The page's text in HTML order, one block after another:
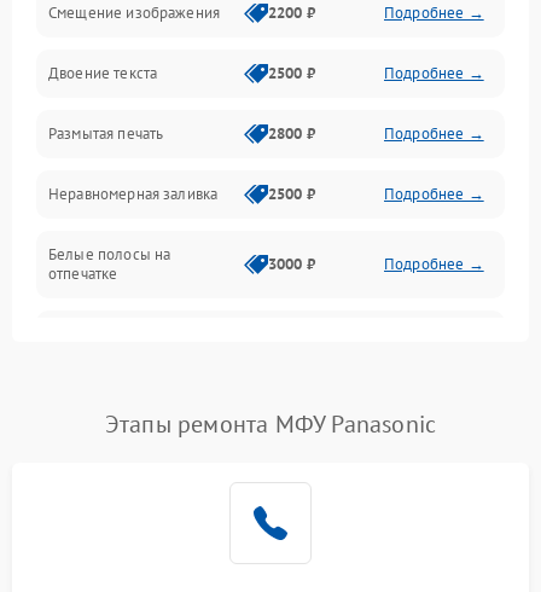
Механика и узлы
Программные сбои
Подключение и интерфейсы
Дисплей и органы управления
Изображение
Смещение изображения 2200 ₽ Подробнее →
Двоение текста 2500 ₽ Подробнее →
Размытая печать 2800 ₽ Подробнее →
Неравномерная заливка 2500 ₽ Подробнее →
Белые полосы на
отпечатке
3000 ₽ Подробнее →
Этапы ремонта МФУ Panasonic